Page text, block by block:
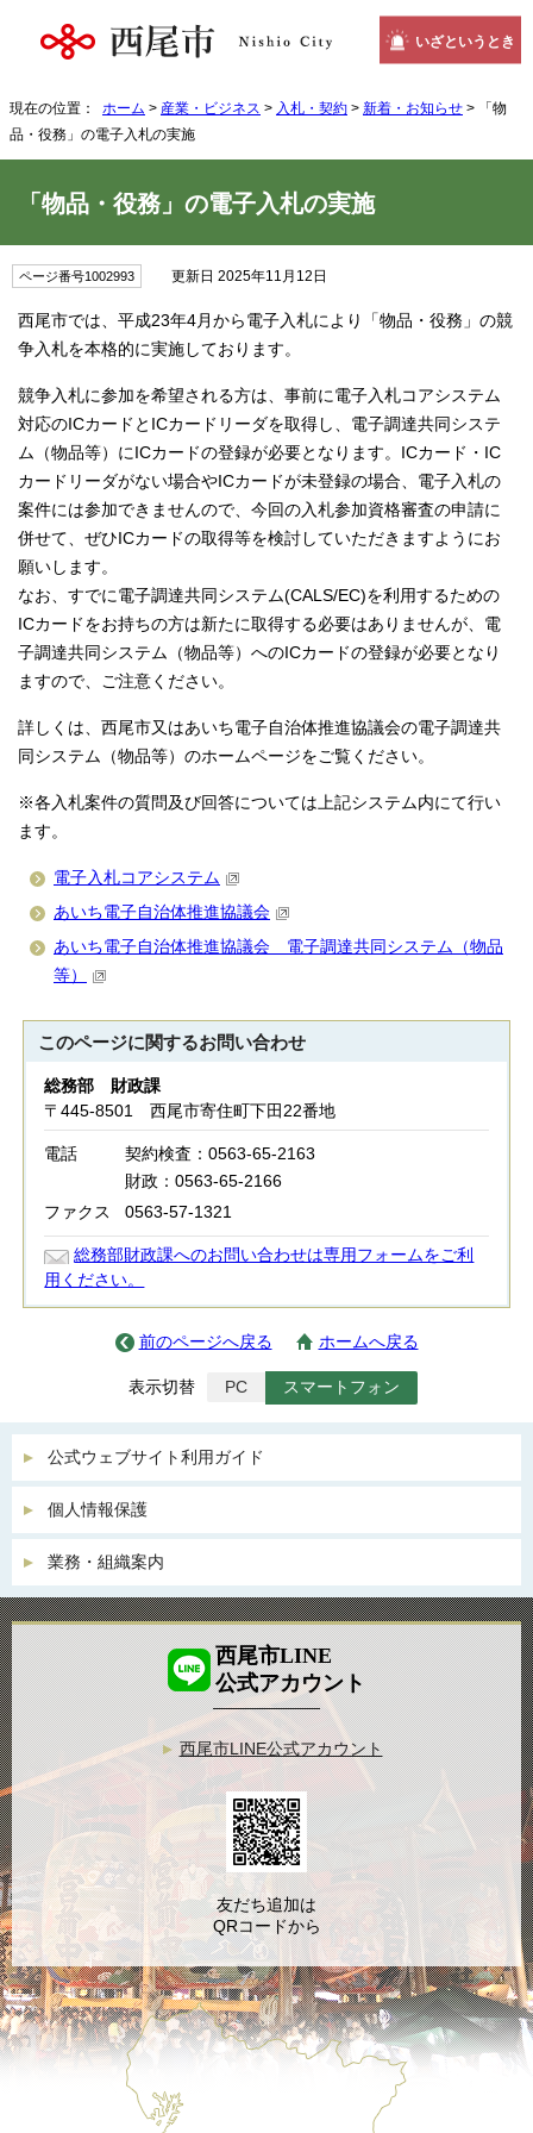
いざというとき
現在の位置： ホーム > 産業・ビジネス > 入札・契約 > 新着・お知らせ > 「物
品・役務」の電子入札の実施
「物品・役務」の電子入札の実施
ページ番号1002993 更新日 2025年11月12日
西尾市では、平成23年4月から電子入札により「物品・役務」の競
争入札を本格的に実施しております。
競争入札に参加を希望される方は、事前に電子入札コアシステム
対応のICカードとICカードリーダを取得し、電子調達共同システ
ム（物品等）にICカードの登録が必要となります。ICカード・IC
カードリーダがない場合やICカードが未登録の場合、電子入札の
案件には参加できませんので、今回の入札参加資格審査の申請に
併せて、ぜひICカードの取得等を検討していただきますようにお
願いします。
なお、すでに電子調達共同システム(CALS/EC)を利用するための
ICカードをお持ちの方は新たに取得する必要はありませんが、電
子調達共同システム（物品等）へのICカードの登録が必要となり
ますので、ご注意ください。
詳しくは、西尾市又はあいち電子自治体推進協議会の電子調達共
同システム（物品等）のホームページをご覧ください。
※各入札案件の質問及び回答については上記システム内にて行い
ます。
電子入札コアシステム
あいち電子自治体推進協議会
あいち電子自治体推進協議会 電子調達共同システム（物品
等）
このページに関するお問い合わせ
総務部 財政課
〒445-8501 西尾市寄住町下田22番地
電話
契約検査：0563-65-2163
財政：0563-65-2166
ファクス
0563-57-1321
総務部財政課へのお問い合わせは専用フォームをご利
用ください。
前のページへ戻る ホームへ戻る
表示切替 PC スマートフォン
公式ウェブサイト利用ガイド
個人情報保護
業務・組織案内
西尾市LINE
公式アカウント
西尾市LINE公式アカウント
友だち追加は
QRコードから